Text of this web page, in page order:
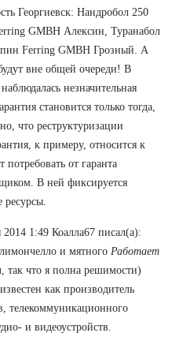
Георгиевск: Нандробол 250
GMBH Алексин, Туранабол
Ferring GMBH Грозный. А
вне общей очереди! В
незначительная
становится только тогда,
что реструктуризации
к примеру, относится к
от гаранта
В ней фиксируется
1:49 Коалла67 писал(а):
и мятного Работает
так что я полна решимости)
как производитель
телекоммуникационного
и видеоустройств.